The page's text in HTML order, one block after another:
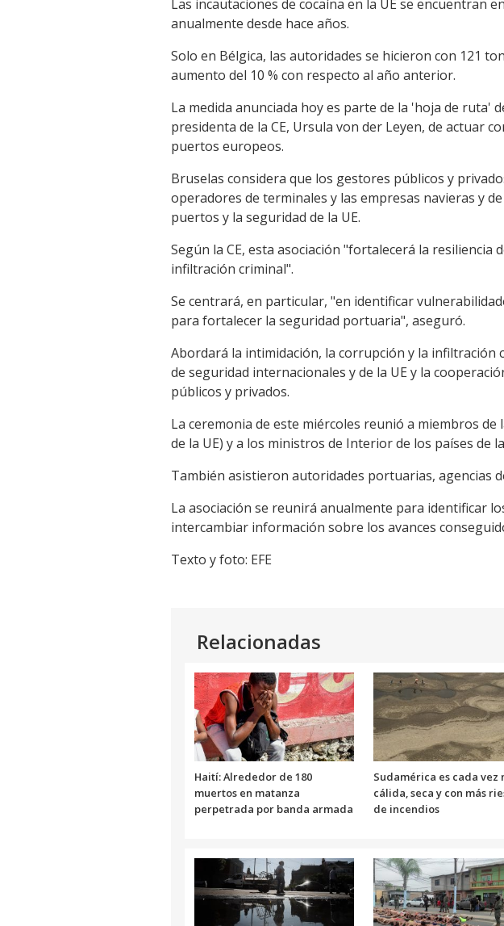
Las incautaciones de cocaína en la UE se encuentran
anualmente desde hace años.
Solo en Bélgica, las autoridades se hicieron con 121
aumento del 10 % con respecto al año anterior.
La medida anunciada hoy es parte de la 'hoja de ruta'
presidenta de la CE, Ursula von der Leyen, de actuar
puertos europeos.
Bruselas considera que los gestores públicos y
operadores de terminales y las empresas navieras y
puertos y la seguridad de la UE.
Según la CE, esta asociación "fortalecerá la
infiltración criminal".
Se centrará, en particular, "en identificar
para fortalecer la seguridad portuaria", aseguró.
Abordará la intimidación, la corrupción y la
de seguridad internacionales y de la UE y la
públicos y privados.
La ceremonia de este miércoles reunió a miembros
de la UE) y a los ministros de Interior de los países de
También asistieron autoridades portuarias, agencias
La asociación se reunirá anualmente para identificar
intercambiar información sobre los avances
Texto y foto: EFE
Relacionadas
Haití: Alrededor de 180
muertos en matanza
perpetrada por banda armada
Sudamérica es cada vez
cálida, seca y con más
de incendios